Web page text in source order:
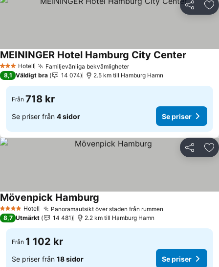
Dela
3 StjärnorHotell Familjevänliga bekvämligheter
MEININGER Hotel Hamburg City Center
8,1 Väldigt bra 14 074 2.5 km till Hamburg Hamn
Från 718 kr
Se priser från 4 sidor Se priser
Dela
4 StjärnorHotell Panoramautsikt över staden från rummen
Mövenpick Hamburg
8,7 Utmärkt 14 481 2.2 km till Hamburg Hamn
Från 1 102 kr
Se priser från 18 sidor Se priser